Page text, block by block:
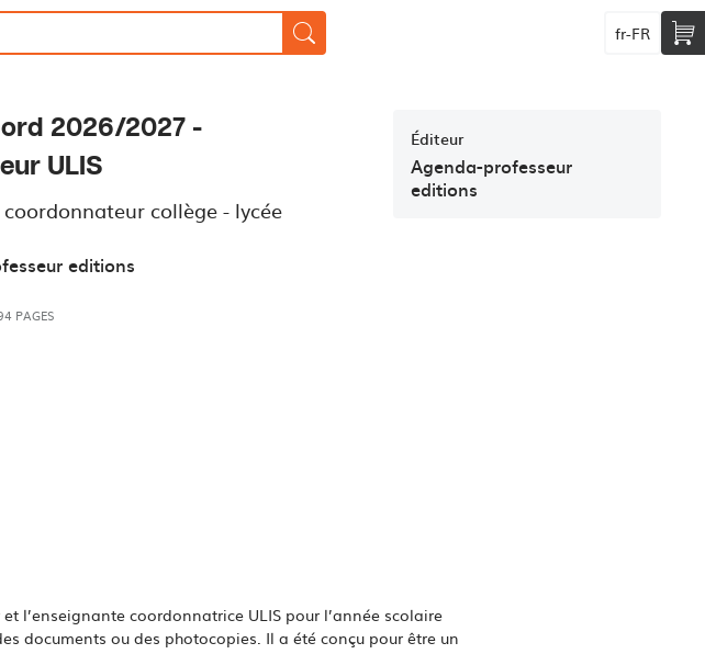
fr-FR
2026/2027 -
ULIS
collège - lycée
editions
PAGES
Éditeur
Agenda-professeur
editions
l’enseignante coordonnatrice ULIS pour l’année scolaire
documents ou des photocopies. Il a été conçu pour être un